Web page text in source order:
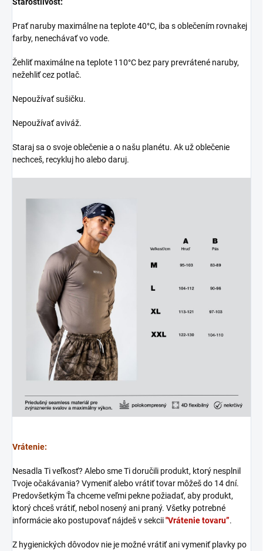
Prať naruby maximálne na teplote 40°C, iba s oblečením rovnakej
farby, nenechávať vo vode.
Žehliť maximálne na teplote 110°C bez pary prevrátené naruby,
nežehliť cez potlač.
Nepoužívať sušičku.
Nepoužívať aviváž.
Staraj sa o svoje oblečenie a o našu planétu. Ak už oblečenie
nechceš, recykluj ho alebo daruj.
Vrátenie:
Nesadla Ti veľkosť? Alebo sme Ti doručili produkt, ktorý nesplnil
Tvoje očakávania? Vymeniť alebo vrátiť tovar môžeš do 14 dní.
Predovšetkým Ťa chceme veľmi pekne požiadať, aby produkt,
ktorý chceš vrátiť, nebol nosený ani praný. Všetky potrebné
informácie ako postupovať nájdeš v sekcii"Vrátenie tovaru”.
Z hygienických dôvodov nie je možné vrátiť ani vymeniť plavky po